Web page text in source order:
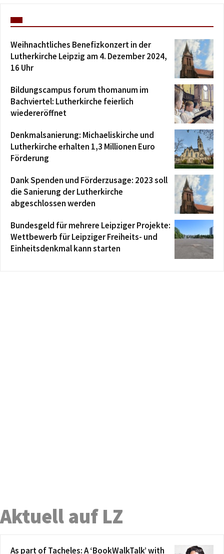
Weihnachtliches Benefizkonzert in der
Lutherkirche Leipzig am 4. Dezember 2024,
16 Uhr
Bildungscampus forum thomanum im
Bachviertel: Lutherkirche feierlich
wiedereröffnet
Denkmalsanierung: Michaeliskirche und
Lutherkirche erhalten 1,3 Millionen Euro
Förderung
Dank Spenden und Förderzusage: 2023 soll
die Sanierung der Lutherkirche
abgeschlossen werden
Bundesgeld für mehrere Leipziger Projekte:
Wettbewerb für Leipziger Freiheits- und
Einheitsdenkmal kann starten
Aktuell auf LZ
As part of Tacheles: A ‘BookWalkTalk’ with